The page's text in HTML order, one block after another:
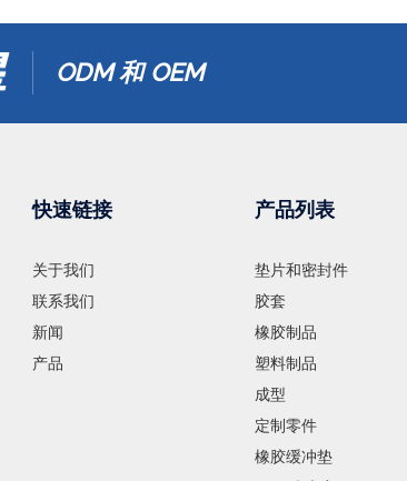
ODM 和 OEM
快速链接
关于我们
联系我们
新闻
产品
产品列表
垫片和密封件
胶套
橡胶制品
塑料制品
成型
定制零件
橡胶缓冲垫